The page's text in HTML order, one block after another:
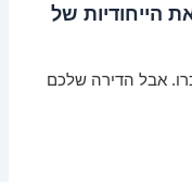
הייחודיות של
אבל הדירה שלכם